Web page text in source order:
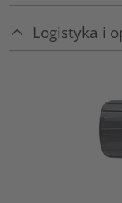
Logistyka i